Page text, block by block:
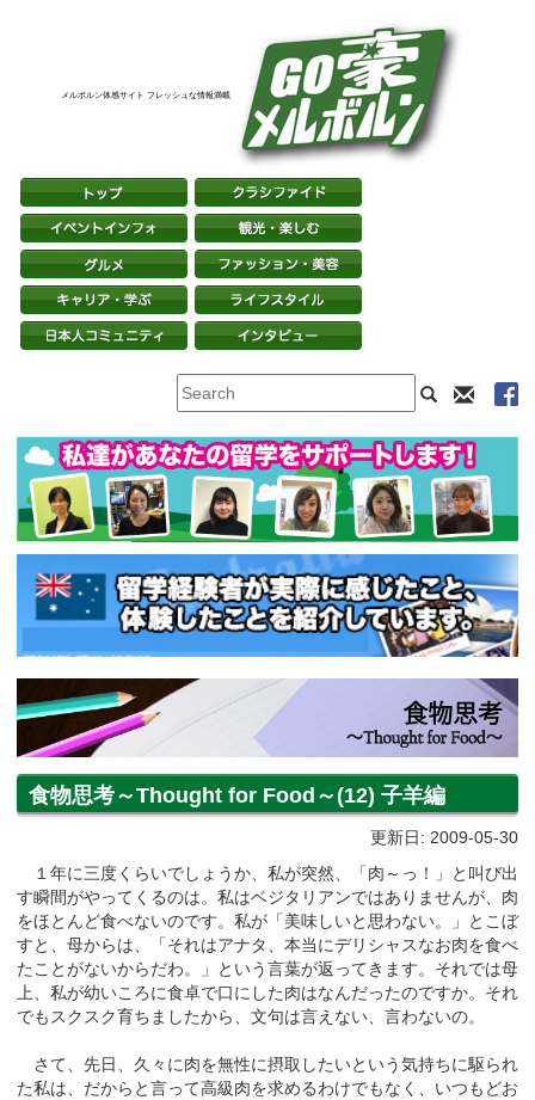
メルボルン体感サイト フレッシュな情報満載
食物思考～Thought for Food～(12) 子羊編
更新日: 2009-05-30
１年に三度くらいでしょうか、私が突然、「肉～っ！」と叫び出
す瞬間がやってくるのは。私はベジタリアンではありませんが、肉
をほとんど食べないのです。私が「美味しいと思わない。」とこぼ
すと、母からは、「それはアナタ、本当にデリシャスなお肉を食べ
たことがないからだわ。」という言葉が返ってきます。それでは母
上、私が幼いころに食卓で口にした肉はなんだったのですか。それ
でもスクスク育ちましたから、文句は言えない、言わないの。
さて、先日、久々に肉を無性に摂取したいという気持ちに駆られ
た私は、だからと言って高級肉を求めるわけでもなく、いつもどお